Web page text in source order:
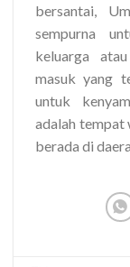
bersantai,
sempurna
keluarga
masuk yang
untuk
adalah tempat
berada di